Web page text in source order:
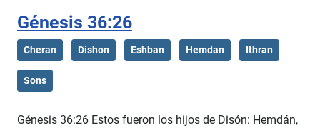
Génesis 36:26
Cheran Dishon Eshban Hemdan Ithran
Sons
Génesis 36:26 Estos fueron los hijos de Disón: Hemdán,